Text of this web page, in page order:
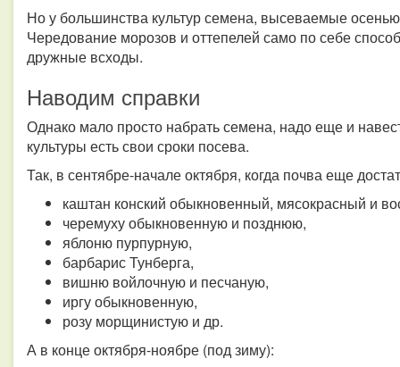
Но у большинства культур семена, высеваемые
Чередование морозов и оттепелей само по себе
дружные всходы.
Наводим справки
Однако мало просто набрать семена, надо еще и
культуры есть свои сроки посева.
Так, в сентябре-начале октября, когда почва еще
каштан конский обыкновенный, мясокрасный и
черемуху обыкновенную и позднюю,
яблоню пурпурную,
барбарис Тунберга,
вишню войлочную и песчаную,
иргу обыкновенную,
розу морщинистую и др.
А в конце октября-ноябре (под зиму):